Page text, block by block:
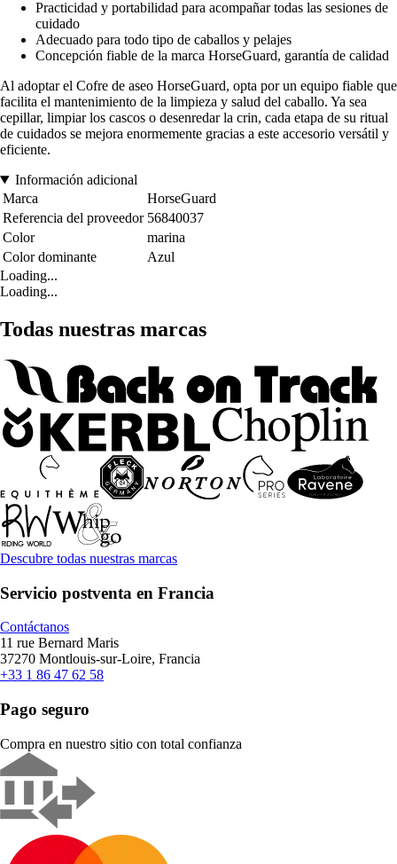
Practicidad y portabilidad para acompañar todas las sesiones de
cuidado
Adecuado para todo tipo de caballos y pelajes
Concepción fiable de la marca HorseGuard, garantía de calidad
Al adoptar el Cofre de aseo HorseGuard, opta por un equipo fiable que
facilita el mantenimiento de la limpieza y salud del caballo. Ya sea
cepillar, limpiar los cascos o desenredar la crin, cada etapa de su ritual
de cuidados se mejora enormemente gracias a este accesorio versátil y
eficiente.
Información adicional
Marca
HorseGuard
Referencia del proveedor 56840037
Color
marina
Color dominante
Azul
Loading...
Loading...
Todas nuestras marcas
Descubre todas nuestras marcas
Servicio postventa en Francia
Contáctanos
11 rue Bernard Maris
37270 Montlouis-sur-Loire, Francia
+33 1 86 47 62 58
Pago seguro
Compra en nuestro sitio con total confianza